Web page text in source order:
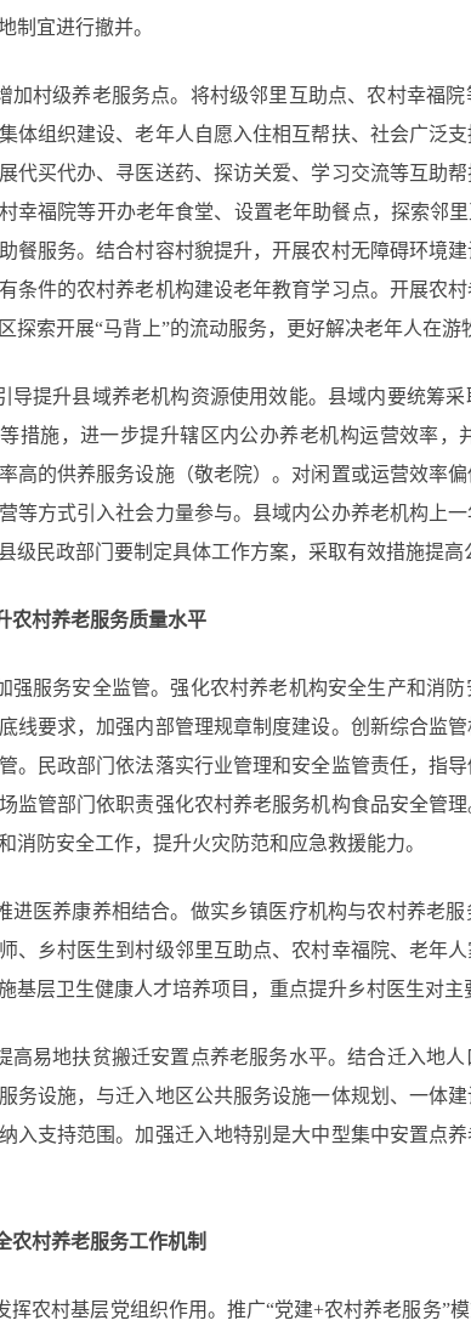
制宜进行撤并。
加村级养老服务点。将村级邻里互助点、农村幸福
体组织建设、老年人自愿入住相互帮扶、社会广泛
代买代办、寻医送药、探访关爱、学习交流等互助
幸福院等开办老年食堂、设置老年助餐点，探索邻
餐服务。结合村容村貌提升，开展农村无障碍环境
条件的农村养老机构建设老年教育学习点。开展农
探索开展“马背上”的流动服务，更好解决老年人在游
导提升县域养老机构资源使用效能。县域内要统筹
措施，进一步提升辖区内公办养老机构运营效率
高的供养服务设施（敬老院）。对闲置或运营效率
等方式引入社会力量参与。县域内公办养老机构上
级民政部门要制定具体工作方案，采取有效措施提高
农村养老服务质量水平
强服务安全监管。强化农村养老机构安全生产和消
线要求，加强内部管理规章制度建设。创新综合监
。民政部门依法落实行业管理和安全监管责任，指
监管部门依职责强化农村养老服务机构食品安全管
消防安全工作，提升火灾防范和应急救援能力。
进医养康养相结合。做实乡镇医疗机构与农村养老
、乡村医生到村级邻里互助点、农村幸福院、老年
基层卫生健康人才培养项目，重点提升乡村医生对主
高易地扶贫搬迁安置点养老服务水平。结合迁入地
务设施，与迁入地区公共服务设施一体规划、一体
入支持范围。加强迁入地特别是大中型集中安置点
农村养老服务工作机制
挥农村基层党组织作用。推广“党建+农村养老服务”